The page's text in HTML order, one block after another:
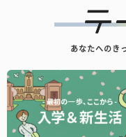
あなたへのき